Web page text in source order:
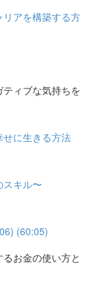
アを構築する方
ィブな気持ちを
に生きる方法
スキル〜
(60:05)
お金の使い方と